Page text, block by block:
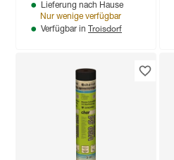
Lieferung nach Hause
Nur wenige verfügbar
Verfügbar in Troisdorf